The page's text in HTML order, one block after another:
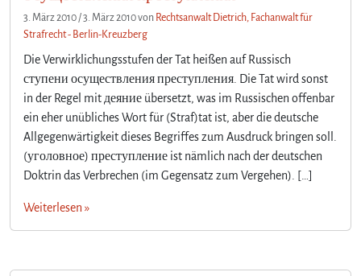
n
W
i
e
s
c
s
3. März 2010 /3. März 2010von Rechtsanwalt Dietrich, Fachanwalt für
Strafrecht - Berlin-Kreuzberg
Die Verwirklichungsstufen der Tat heißen auf Russisch
ступени осуществления преступления. Die Tat wird sonst
in der Regel mit деяние übersetzt, was im Russischen offenbar
ein eher unübliches Wort für (Straf)tat ist, aber die deutsche
Allgegenwärtigkeit dieses Begriffes zum Ausdruck bringen soll.
(уголовное) преступление ist nämlich nach der deutschen
Doktrin das Verbrechen (im Gegensatz zum Vergehen). […]
Weiterlesen »